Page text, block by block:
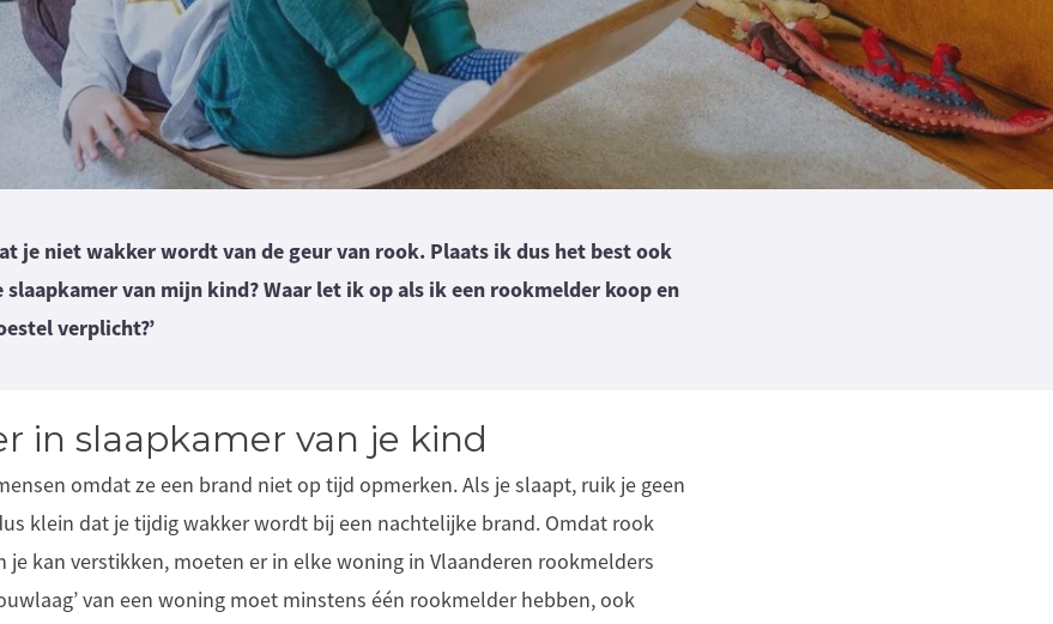
je niet wakker wordt van de geur van rook. Plaats ik dus het best ook
van mijn kind? Waar let ik op als ik een rookmelder koop en
verplicht?’
in slaapkamer van je kind
omdat ze een brand niet op tijd opmerken. Als je slaapt, ruik je geen
klein dat je tijdig wakker wordt bij een nachtelijke brand. Omdat rook
je kan verstikken, moeten er in elke woning in Vlaanderen rookmelders
van een woning moet minstens één rookmelder hebben, ook